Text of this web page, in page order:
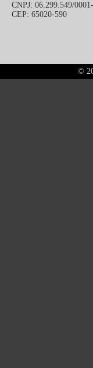
CNPJ: 06.299.549/
CEP: 65020-590
©